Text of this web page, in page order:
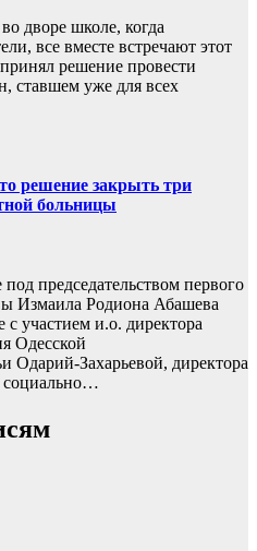
дворе школе, когда
все вместе встречают этот
решение провести
ставшем уже для всех
решение закрыть три
больницы
председательством первого
Измаила Родиона Абашева
с участием и.о. директора
Одесской
Одарий-Захарьевой, директора
социально…